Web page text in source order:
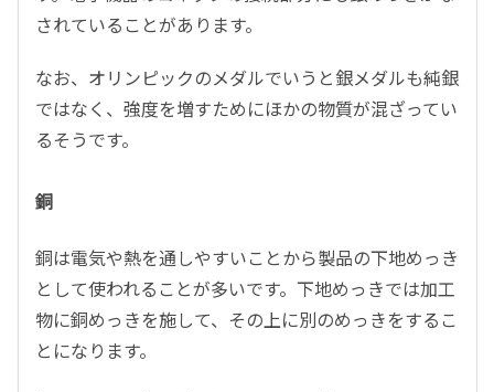
されていることがあります。
なお、オリンピックのメダルでいうと銀メダルも純銀
ではなく、強度を増すためにほかの物質が混ざってい
るそうです。
銅
銅は電気や熱を通しやすいことから製品の下地めっき
として使われることが多いです。下地めっきでは加工
物に銅めっきを施して、その上に別のめっきをするこ
とになります。